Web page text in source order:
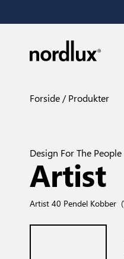
Forside Produkter
Design For The People
Artist
Artist 40 Pendel Kobber